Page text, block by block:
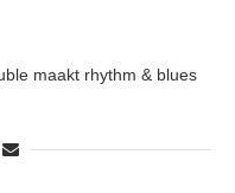
maakt rhythm & blues